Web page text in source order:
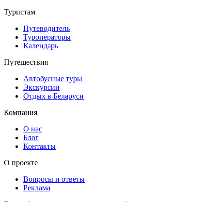
Туристам
Путеводитель
Туроператоры
Календарь
Путешествия
Автобусные туры
Экскурсии
Отдых в Беларуси
Компания
О нас
Блог
Контакты
О проекте
Вопросы и ответы
Реклама